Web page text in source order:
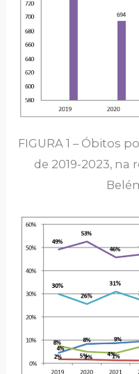
FIGURA 1 – Óbitos
de 2019-2023,